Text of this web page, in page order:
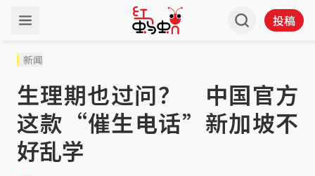
投稿
新闻
生理期也过问？ 中国官方
这款“催生电话”新加坡不
好乱学